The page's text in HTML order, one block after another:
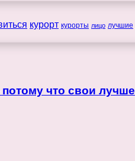
курорт курорты лицо лучшие
что свои лучше